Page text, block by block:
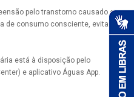
pelo transtorno causado e
de consumo consciente, evitando
está à disposição pelo
e aplicativo Águas App.